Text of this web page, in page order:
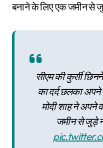
बनाने के लिए एक जमीन से
सीएम की कुर्सी
का दर्द छलका अपने
मोदी शाह ने अपने
जमीन से जुड़े